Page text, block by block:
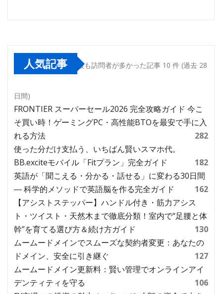
人気記事 最も訪問者が多かった記事 10 件 (過去 28
日間)
FRONTIER スーパーセール2026 完全攻略ガイド 今こ
そ買い時！ゲーミングPC・高性能BTOを最安で手に入
れる方法
282
使った分だけ支払う、いちばん賢いスマホ代。
BB.exciteモバイル「Fitプラン」完全ガイド
182
英語が「聞こえる・分かる・話せる」に変わる30日間
― 科学的メソッドで英語脳を作る完全ガイド
162
【アシストステッパー】ハンドル付き・筋力アシス
ト・ツイスト・天然木まで徹底分類！室内で“足腰と体
幹”を育てる選び方＆続け方ガイド
130
ムームードメインでスムーズな契約者変更：あなたの
ドメイン、安全に引き継ぐ
127
ムームードメイン更新料：賢い管理でオンラインアイ
デンティティを守る
106